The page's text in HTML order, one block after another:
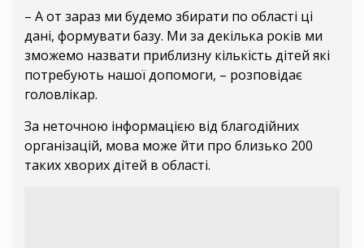
– А от зараз ми будемо збирати по області ці
дані, формувати базу. Ми за декілька років ми
зможемо назвати приблизну кількість дітей які
потребують нашої допомоги, – розповідає
головлікар.
За неточною інформацією від благодійних
організацій, мова може йти про близько 200
таких хворих дітей в області.